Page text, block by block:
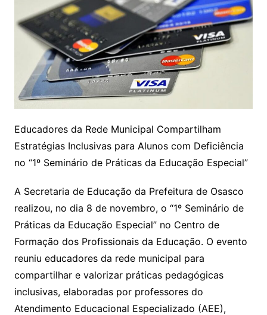
Educadores da Rede Municipal Compartilham
Estratégias Inclusivas para Alunos com Deficiência
no “1º Seminário de Práticas da Educação Especial”
A Secretaria de Educação da Prefeitura de Osasco
realizou, no dia 8 de novembro, o “1º Seminário de
Práticas da Educação Especial” no Centro de
Formação dos Profissionais da Educação. O evento
reuniu educadores da rede municipal para
compartilhar e valorizar práticas pedagógicas
inclusivas, elaboradas por professores do
Atendimento Educacional Especializado (AEE),